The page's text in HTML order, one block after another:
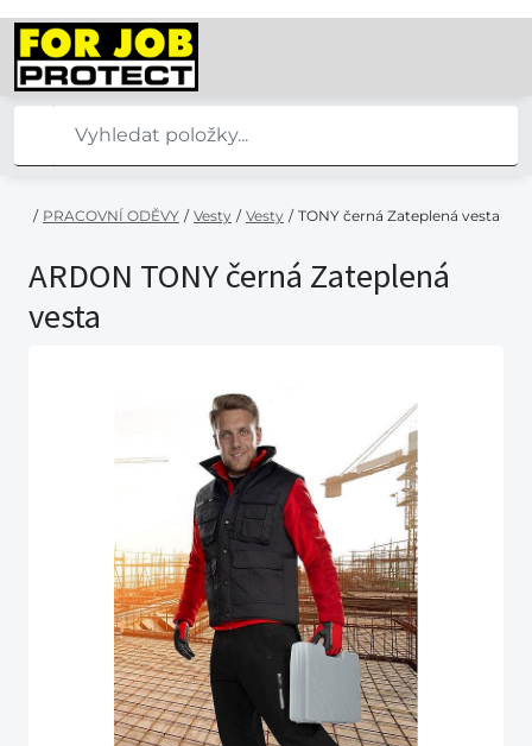
/ PRACOVNÍ ODĚVY / Vesty / Vesty / TONY černá Zateplená vesta
ARDON TONY černá Zateplená
vesta